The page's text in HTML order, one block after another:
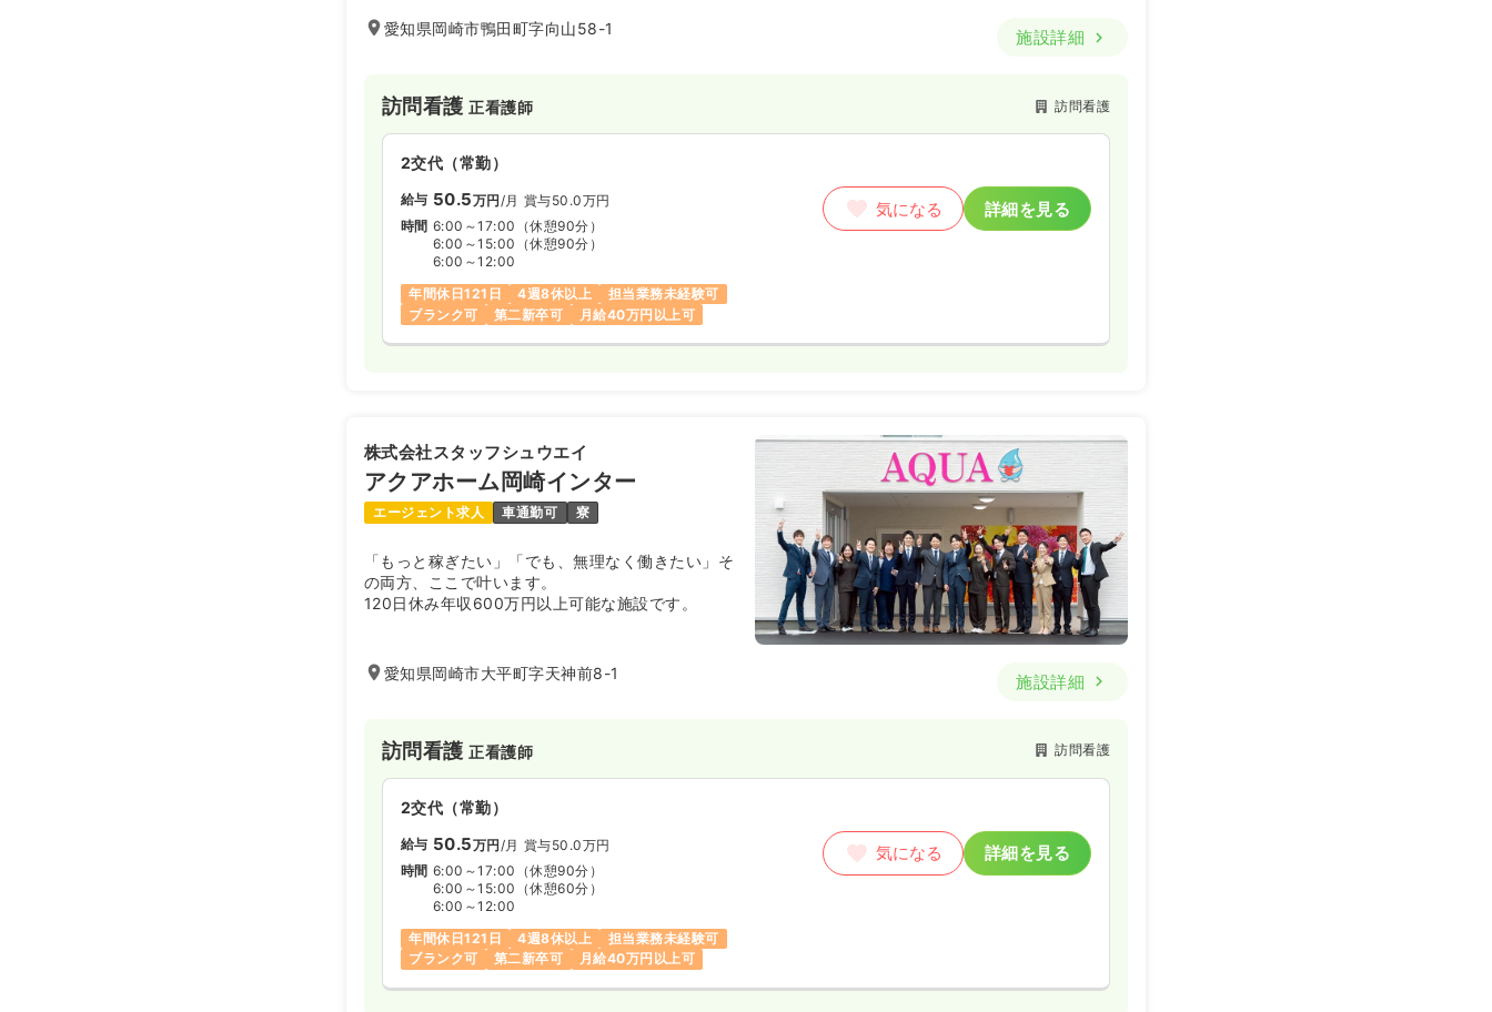
愛知県岡崎市鴨田町字向山58-1 施設詳細
訪問看護正看護師 訪問看護
2交代（常勤）
給与 50.5万円/月 賞与50.0万円
時間 6:00～17:00 （休憩90分）
6:00～15:00 （休憩90分）
6:00～12:00
年間休日121日
4週8休以上
担当業務未経験可
ブランク可
第二新卒可 月給40万円以上可
気になる 詳細を見る
株式会社スタッフシュウエイ
アクアホーム岡崎インター
エージェント求人 車通勤可 寮
「もっと稼ぎたい」「でも、無理なく働きたい」そ
の両方、ここで叶います。
120日休み年収600万円以上可能な施設です。
愛知県岡崎市大平町字天神前8-1 施設詳細
訪問看護正看護師 訪問看護
2交代（常勤）
給与 50.5万円 /月 賞与50.0万円
時間 6:00～17:00 （休憩90分）
6:00～15:00 （休憩60分）
6:00～12:00
年間休日121日
4週8休以上
担当業務未経験可
ブランク可
第二新卒可 月給40万円以上可
気になる 詳細を見る